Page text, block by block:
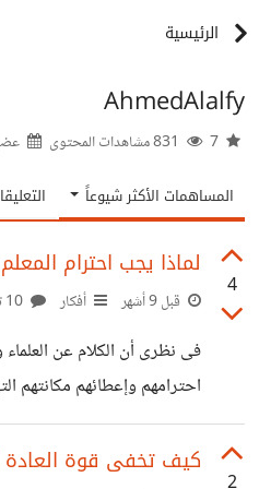
الرئيسية
AhmedAlalfy
المساهمات الأكثر شيوعاً
4
لماذا يجب احترام
قبل 9 أشهر أفكار
فى نظرى أن الكلام عن
احترامهم وإعطائهم مكانتهم
يحقق غايًة،، طالما لم يسبق
نفسه وعن قيمته فى حد ذاته ،،
كيف تخفى قوة العادة